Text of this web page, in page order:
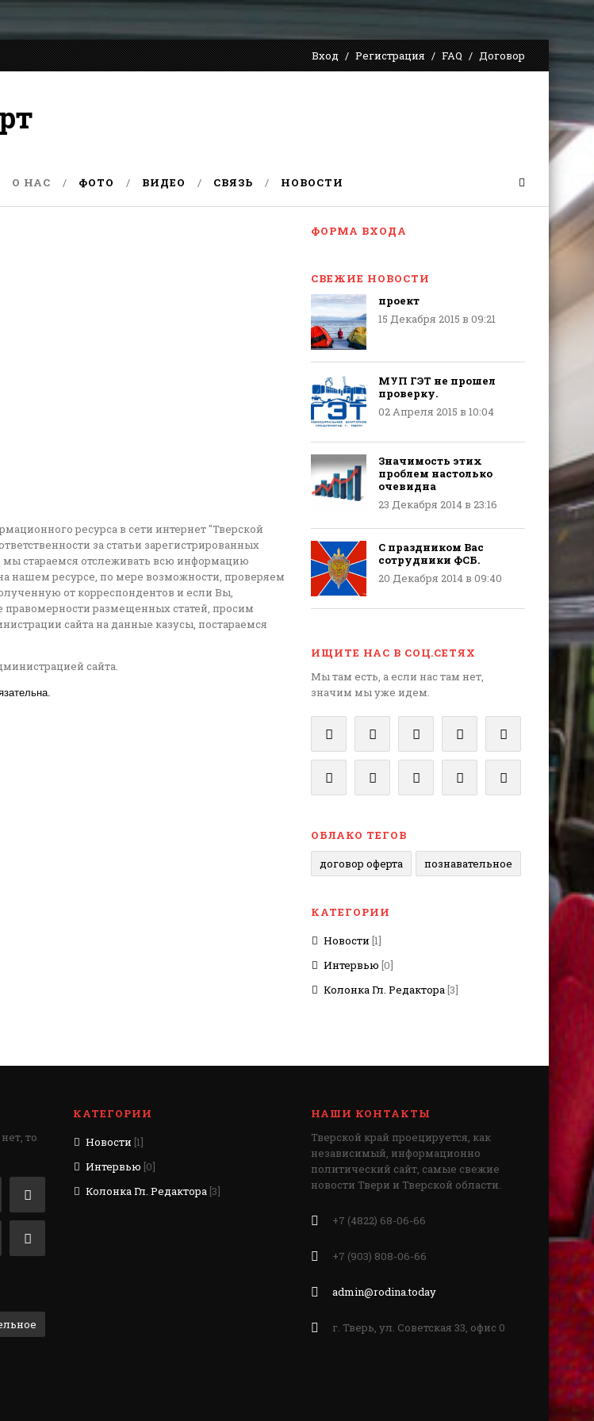
Вход Регистрация FAQ Договор
О НАС ФОТО ВИДЕО СВЯЗЬ НОВОСТИ
ресурса в сети интернет "Тверской
за статьи зарегистрированных
мы стараемся отслеживать всю информацию
нашем ресурсе, по мере возможности, проверяем
от корреспондентов и если Вы,
правомерности размещенных статей, просим
сайта на данные казусы, постараемся
сайта.
ФОРМА ВХОДА
СВЕЖИЕ НОВОСТИ
проект
15 Декабря 2015 в 09:21
МУП ГЭТ не прошел
проверку.
02 Апреля 2015 в 10:04
Значимость этих
проблем настолько
очевидна
23 Декабря 2014 в 23:16
С праздником Вас
сотрудники ФСБ.
20 Декабря 2014 в 09:40
ИЩИТЕ НАС В СОЦ.СЕТЯХ
Мы там есть, а если нас там нет,
значим мы уже идем.
ОБЛАКО ТЕГОВ
договор оферта
познавательное
КАТЕГОРИИ
Новости [1]
Интервью [0]
Колонка Гл. Редактора[3]
то
КАТЕГОРИИ
Новости [1]
Интервью [0]
Колонка Гл. Редактора [3]
НАШИ КОНТАКТЫ
Тверской край проецируется, как
независимый, информационно
политический сайт, самые свежие
новости Твери и Тверской области.
+7 (4822) 68-06-66
+7 (903) 808-06-66
admin@rodina.today
г. Тверь, ул. Советская 33, офис 0